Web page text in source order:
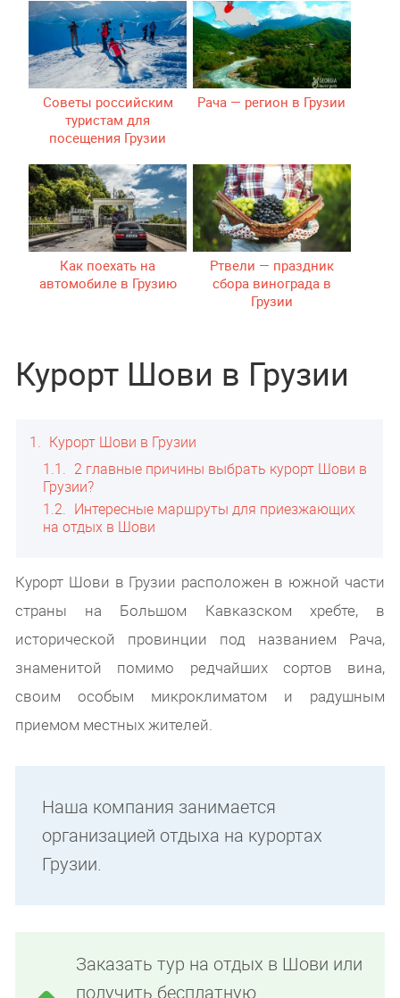
Советы российским
туристам для
посещения Грузии
Рача — регион в Грузии
Как поехать на
автомобиле в Грузию
Ртвели — праздник
сбора винограда в
Грузии
Курорт Шови в Грузии
1
Курорт Шови в Грузии
1.1
2 главные причины выбрать курорт Шови в
Грузии?
1.2
Интересные маршруты для приезжающих
на отдых в Шови
Курорт Шови в Грузии расположен в южной части
страны на Большом Кавказском хребте, в
исторической провинции под названием Рача,
знаменитой помимо редчайших сортов вина,
своим особым микроклиматом и радушным
приемом местных жителей.
Наша компания занимается
организацией отдыха на курортах
Грузии.
Заказать тур на отдых в Шови или
получить бесплатную